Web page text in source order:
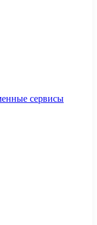
сервисы